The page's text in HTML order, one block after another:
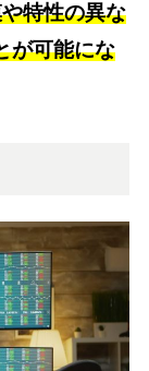
特性の異な
が可能にな